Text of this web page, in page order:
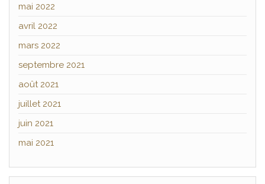
mai 2022
avril 2022
mars 2022
septembre 2021
août 2021
juillet 2021
juin 2021
mai 2021